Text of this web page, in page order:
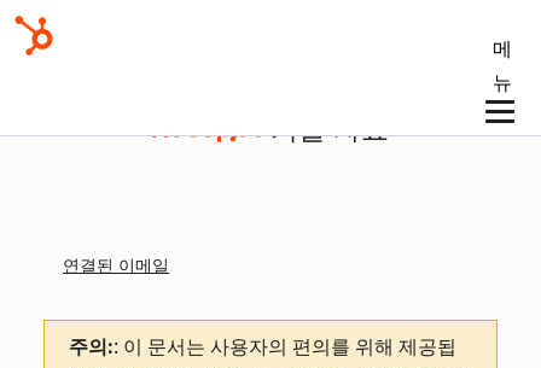
메
뉴
기술 자료
연결된 이메일
주의:: 이 문서는 사용자의 편의를 위해 제공됩